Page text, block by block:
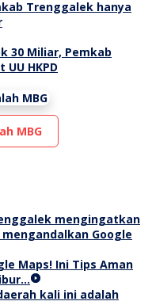
30 Miliar, Pemkab
HKPD
MBG
Maps! Ini Tips Aman